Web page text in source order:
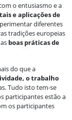
o entusiasmo e a
e aplicações de
diferentes
tradições europeias
boas práticas de
do que a
o trabalho
Tudo isto tem-se
participantes estão a
os participantes